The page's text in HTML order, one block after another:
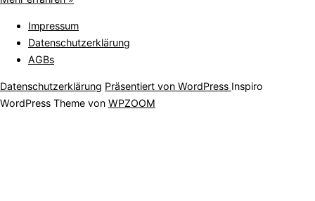
Impressum
Datenschutzerklärung
AGBs
Datenschutzerklärung Präsentiert von WordPress Inspiro
WordPress Theme von WPZOOM